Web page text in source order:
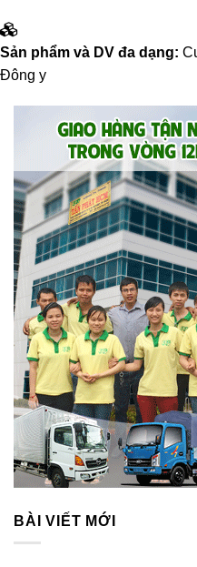
Sản phẩm và DV đa dạng:
Đông y
BÀI VIẾT MỚI